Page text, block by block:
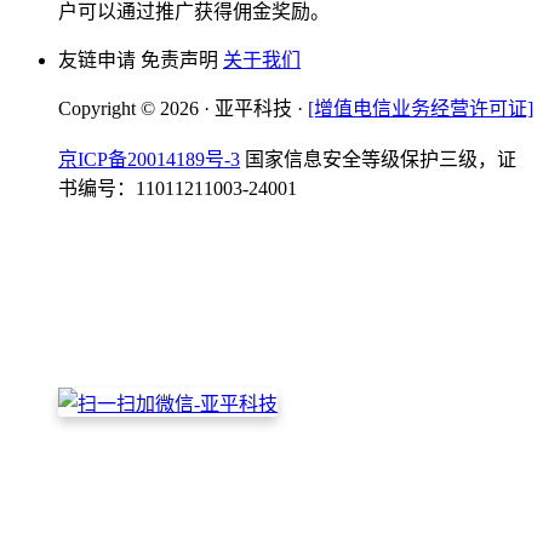
户可以通过推广获得佣金奖励。
友链申请 免责声明 关于我们
Copyright © 2026 · 亚平科技 · [增值电信业务经营许可证]
京ICP备20014189号-3 国家信息安全等级保护三级，证
书编号：11011211003-24001